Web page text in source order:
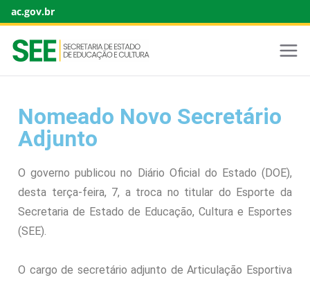
ac.gov.br
Nomeado Novo Secretário
Adjunto
O governo publicou no Diário Oficial do Estado (DOE),
desta terça-feira, 7, a troca no titular do Esporte da
Secretaria de Estado de Educação, Cultura e Esportes
(SEE).
O cargo de secretário adjunto de Articulação Esportiva